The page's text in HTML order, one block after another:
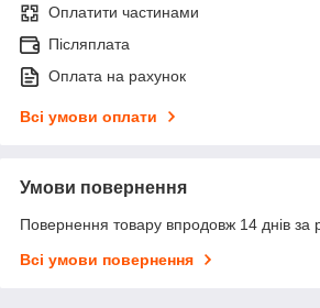
Оплатити частинами
Післяплата
Оплата на рахунок
Всі умови оплати
Умови повернення
Повернення товару впродовж 14 днів за
Всі умови повернення